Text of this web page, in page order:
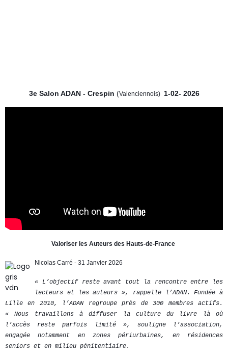
3e Salon ADAN - Crespin (Valenciennois) 1-02- 2026
Valoriser les Auteurs des Hauts-de-France
Nicolas Carré - 31 Janvier 2026
« L’objectif reste avant tout la rencontre entre les
lecteurs et les auteurs », rappelle l’ADAN.Fondée à
Lille en 2010, l’ADAN regroupe près de 300 membres actifs.
« Nous travaillons à diffuser la culture du livre là où
l’accès reste parfois limité », souligne l’association,
engagée notamment en zones périurbaines, en résidences
seniors et en milieu pénitentiaire.